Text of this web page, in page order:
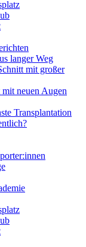
langer Weg
mit großer
neuen Augen
Transplantation